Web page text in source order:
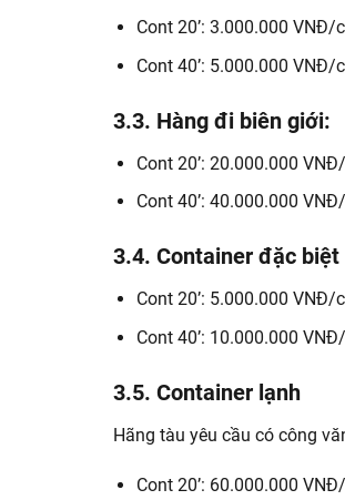
Cont 20’: 3.000.000 VNĐ/
Cont 40’: 5.000.000 VNĐ/
3.3. Hàng đi biên giới:
Cont 20’: 20.000.000
Cont 40’: 40.000.000
3.4. Container đặc biệt
Cont 20’: 5.000.000 VNĐ/
Cont 40’: 10.000.000
3.5. Container lạnh
Hãng tàu yêu cầu có công
Cont 20’: 60.000.000